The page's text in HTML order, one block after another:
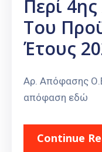
Περί
Του
Έτους
Αρ. Απόφασης
απόφαση εδώ
Continue